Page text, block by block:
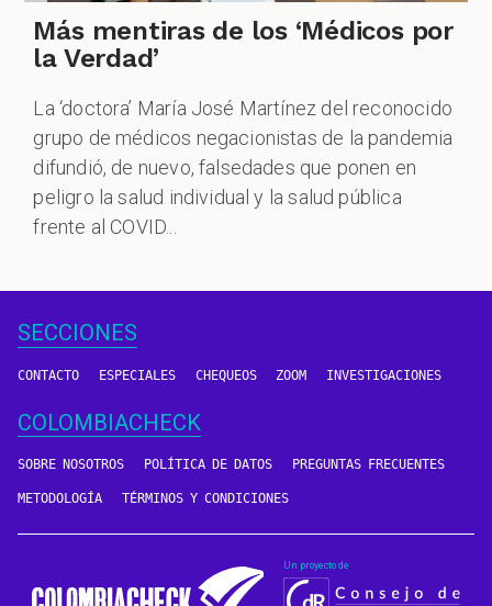
Más mentiras de los ‘Médicos por
la Verdad’
La ‘doctora’ María José Martínez del reconocido
grupo de médicos negacionistas de la pandemia
difundió, de nuevo, falsedades que ponen en
peligro la salud individual y la salud pública
frente al COVID...
SECCIONES
CONTACTO ESPECIALES CHEQUEOS ZOOM INVESTIGACIONES
COLOMBIACHECK
SOBRE NOSOTROS POLÍTICA DE DATOS PREGUNTAS FRECUENTES
METODOLOGÍA TÉRMINOS Y CONDICIONES
Un proyecto de